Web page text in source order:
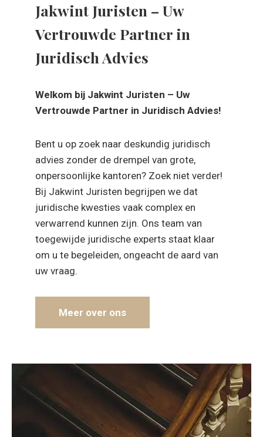
Jakwint Juristen – Uw
Vertrouwde Partner in
Juridisch Advies
Welkom bij Jakwint Juristen – Uw
Vertrouwde Partner in Juridisch Advies!
Bent u op zoek naar deskundig juridisch
advies zonder de drempel van grote,
onpersoonlijke kantoren? Zoek niet verder!
Bij Jakwint Juristen begrijpen we dat
juridische kwesties vaak complex en
verwarrend kunnen zijn. Ons team van
toegewijde juridische experts staat klaar
om u te begeleiden, ongeacht de aard van
uw vraag.
Meer over ons